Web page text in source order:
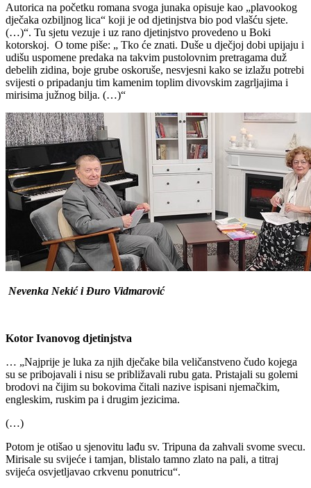
Autorica na početku romana svoga junaka opisuje kao „plavookog
dječaka ozbiljnog lica“ koji je od djetinjstva bio pod vlašću sjete.
(…)“. Tu sjetu vezuje i uz rano djetinjstvo provedeno u Boki
kotorskoj. O tome piše: „ Tko će znati. Duše u dječjoj dobi upijaju i
udišu uspomene predaka na takvim pustolovnim pretragama duž
debelih zidina, boje grube oskoruše, nesvjesni kako se izlažu potrebi
svijesti o pripadanju tim kamenim toplim divovskim zagrljajima i
mirisima južnog bilja. (…)“
Nevenka Nekić i Đuro Vidmarović
Kotor Ivanovog djetinjstva
… „Najprije je luka za njih dječake bila veličanstveno čudo kojega
su se pribojavali i nisu se približavali rubu gata. Pristajali su golemi
brodovi na čijim su bokovima čitali nazive ispisani njemačkim,
engleskim, ruskim pa i drugim jezicima.
(…)
Potom je otišao u sjenovitu lađu sv. Tripuna da zahvali svome svecu.
Mirisale su svijeće i tamjan, blistalo tamno zlato na pali, a titraj
svijeća osvjetljavao crkvenu ponutricu“.